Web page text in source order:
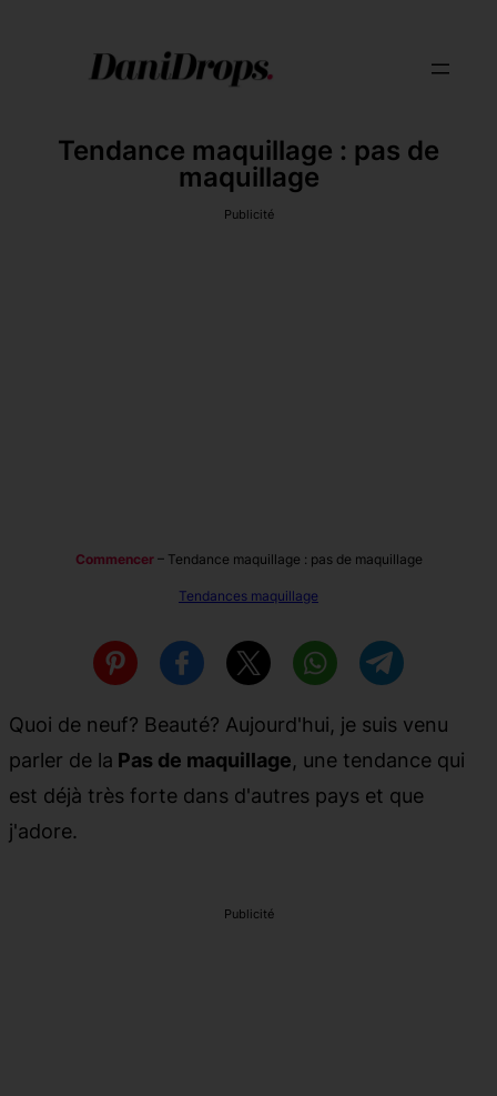
Tendance maquillage : pas de
maquillage
Publicité
Commencer– Tendance maquillage : pas de maquillage
Tendances maquillage
Quoi de neuf? Beauté? Aujourd'hui, je suis venu
parler de la Pas de maquillage, une tendance qui
est déjà très forte dans d'autres pays et que
j'adore.
Publicité